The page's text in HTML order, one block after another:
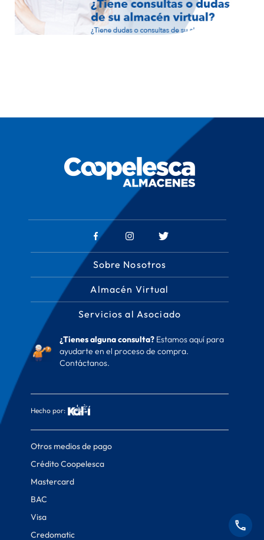
Sobre Nosotros
Almacén Virtual
Servicios al Asociado
¿Tienes alguna consulta?Estamos aquí para
ayudarte en el proceso de compra.
Contáctanos.
Hecho por:
Otros medios de pago
Crédito Coopelesca
Mastercard
BAC
Visa
Credomatic